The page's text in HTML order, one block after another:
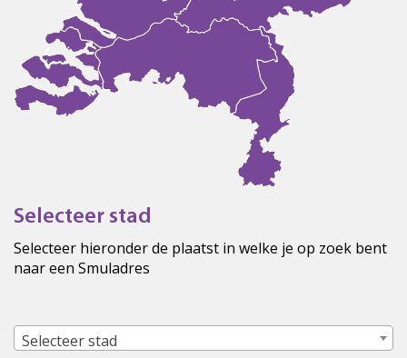
Selecteer stad
Selecteer hieronder de plaatst in welke je op zoek bent
naar een Smuladres
Selecteer stad